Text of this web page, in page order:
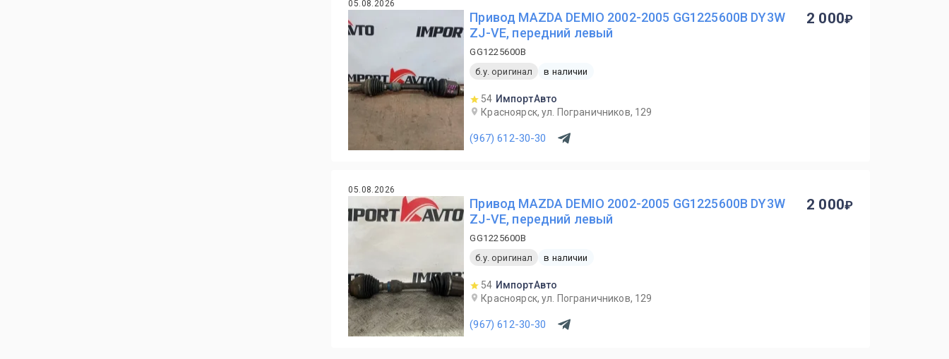
05.08.2026
Привод MAZDA DEMIO 2002-2005 GG1225600B DY3W
ZJ-VE, передний левый
GG1225600B
б.у. оригинал
в наличии
54 ИмпортАвто
Красноярск, ул. Пограничников, 129
(967) 612-30-30
2 000
05.08.2026
Привод MAZDA DEMIO 2002-2005 GG1225600B DY3W
ZJ-VE, передний левый
GG1225600B
б.у. оригинал
в наличии
54 ИмпортАвто
Красноярск, ул. Пограничников, 129
(967) 612-30-30
2 000